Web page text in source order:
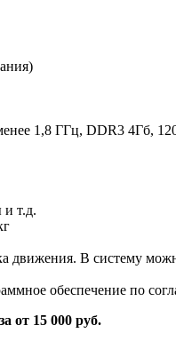
1,8 ГГц, DDR3 4Гб,
т.д.
движения. В систему
обеспечение по
от 15 000 руб.